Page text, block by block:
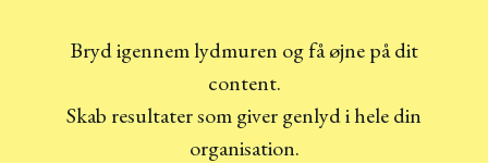
Bryd igennem lydmuren og få øjne på dit
content.
Skab resultater som giver genlyd i hele din
organisation.